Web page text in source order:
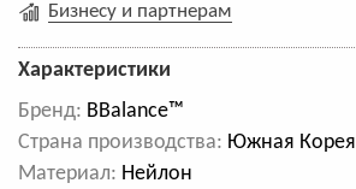
Бизнесу и партнерам
Характеристики
Бренд: BBalance™
Cтрана производства: Южная Корея
Материал: Нейлон